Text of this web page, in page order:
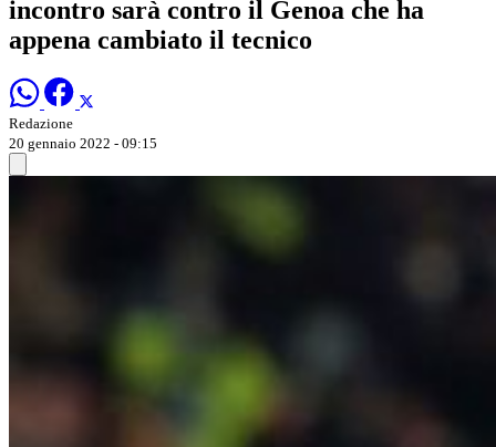
incontro sarà contro il Genoa che ha
appena cambiato il tecnico
Redazione
20 gennaio 2022 - 09:15